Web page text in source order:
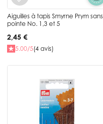
Aiguilles à tapis Smyrne Prym sans
pointe No. 1,3 et 5
2,45 €
5.00/5(4 avis)